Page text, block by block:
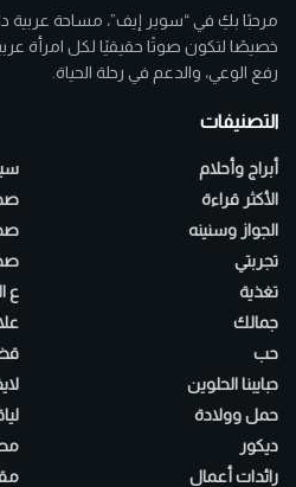
مرحبًا بكِ في “سوبر إيف”، مساحة عربية
خصيصًا لتكون صوتًا حقيقيًا لكل امرأة
رفع الوعي، والدعم في رحلة الحياة.
التصنيفات
أبراج وأحلام
الأكثر قراءة
الجواز وسنينه
تجربتي
تغذية
جمالك
حب
حبايبنا الحلوين
حمل وولادة
ديكور
رائدات أعمال
ع